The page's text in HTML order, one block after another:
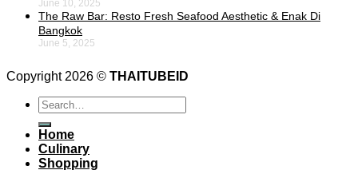
June 10, 2025
The Raw Bar: Resto Fresh Seafood Aesthetic & Enak Di
Bangkok
June 5, 2025
Copyright 2026 © THAITUBEID
Home
Culinary
Shopping